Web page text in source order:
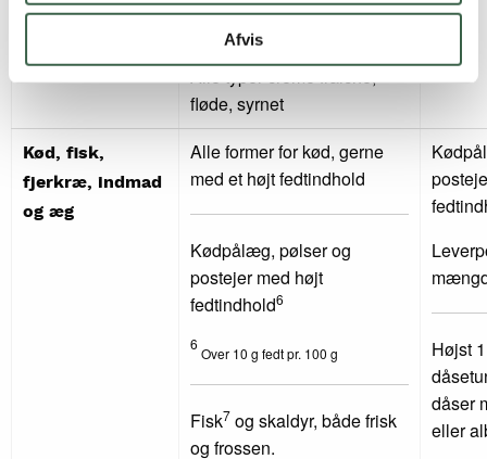
Afvis
Alle typer creme fraiche,
fløde, syrnet
Kød, fisk,
fjerkræ, indmad
og æg
Alle former for kød, gerne
med et højt fedtindhold
Kødpålæg, pølser og
postejer med højt
fedtindhold6
6
Over 10 g fedt pr. 100 g
Fisk7 og skaldyr, både frisk
og frossen.
Højst
dåser
eller